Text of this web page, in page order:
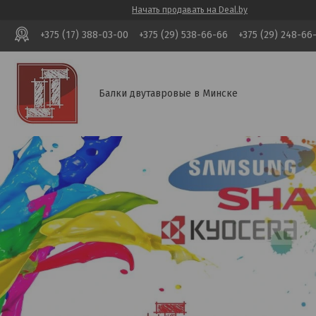
Начать продавать на Deal.by
+375 (17) 388-03-00 +375 (29) 538-66-66 +375 (29) 248-
Балки двутавровые в Минске